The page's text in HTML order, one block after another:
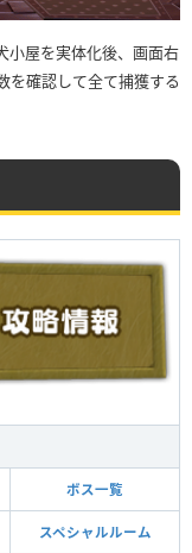
小屋を実体化後、画面右
を確認して全て捕獲する
ボス一覧
スペシャルルーム